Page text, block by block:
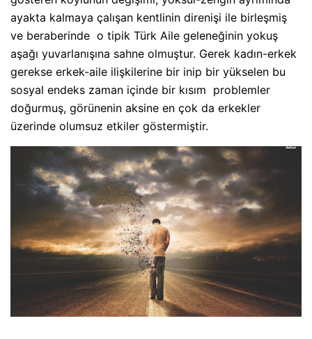
ayakta kalmaya çalışan kentlinin direnişi ile birleşmiş
ve beraberinde o tipik Türk Aile geleneğinin yokuş
aşağı yuvarlanışına sahne olmuştur. Gerek kadın-erkek
gerekse erkek-aile ilişkilerine bir inip bir yükselen bu
sosyal endeks zaman içinde bir kısım problemler
doğurmuş, görünenin aksine en çok da erkekler
üzerinde olumsuz etkiler göstermiştir.